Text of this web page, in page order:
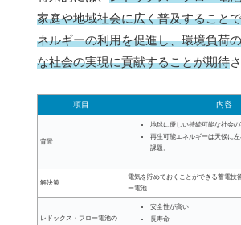
家庭や地域社会に広く普及すること
ネルギーの利用を促進し、環境負荷
な社会の実現に貢献することが期待
項目 内容
背景
地球に優しい持続可能な社会の
再生可能エネルギーは天候に
課題。
解決策
電気を貯めておくことができる蓄電技
ー電池
レドックス・フロー電池の
安全性が高い
長寿命